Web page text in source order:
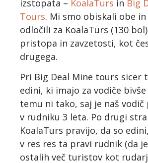
izstopata – KoalaTurs in Big
Tours. Mi smo obiskali obe
odločili za KoalaTurs (130
pristopa in zavzetosti, kot
drugega.
Pri Big Deal Mine tours sicer
edini, ki imajo za vodiče
temu ni tako, saj je naš
v rudniku 3 leta. Po drugi
KoalaTurs pravijo, da so
v res res ta pravi rudnik (da
ostalih več turistov kot